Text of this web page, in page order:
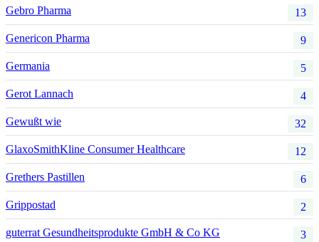
Gebro Pharma 13
Genericon Pharma 9
Germania 5
Gerot Lannach 4
Gewußt wie 32
GlaxoSmithKline Consumer Healthcare 12
Grethers Pastillen 6
Grippostad 2
guterrat Gesundheitsprodukte GmbH & Co KG 3